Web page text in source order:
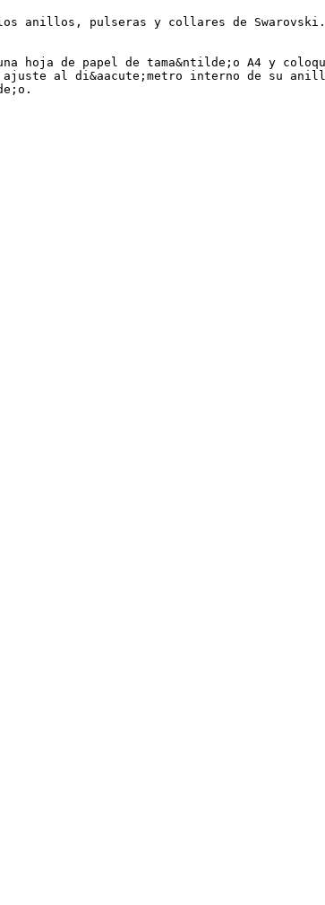
los anillos, pulseras y collares de Swarovski.
hoja de papel de tama&ntilde;o A4 y
ajuste al di&aacute;metro interno de su